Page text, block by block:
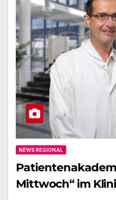
NEWS REGIONAL
Mittwoch“ im